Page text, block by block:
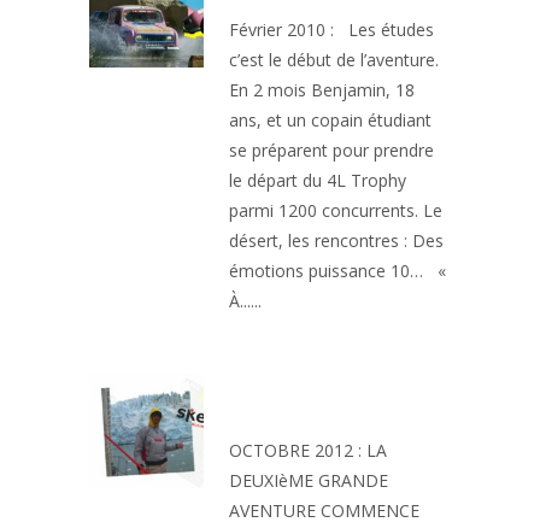
Février 2010 : Les études
c’est le début de l’aventure.
En 2 mois Benjamin, 18
ans, et un copain étudiant
se préparent pour prendre
le départ du 4L Trophy
parmi 1200 concurrents. Le
désert, les rencontres : Des
émotions puissance 10… «
À......
OCTOBRE 2012 : LA
DEUXIèME GRANDE
AVENTURE COMMENCE